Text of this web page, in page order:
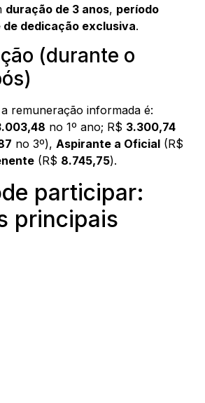
duração de 3 anos, período
de dedicação exclusiva.
(durante o
remuneração informada é:
no 1º ano; R$ 3.300,74
no 3º), Aspirante a Oficial (R$
(R$ 8.745,75).
participar:
principais